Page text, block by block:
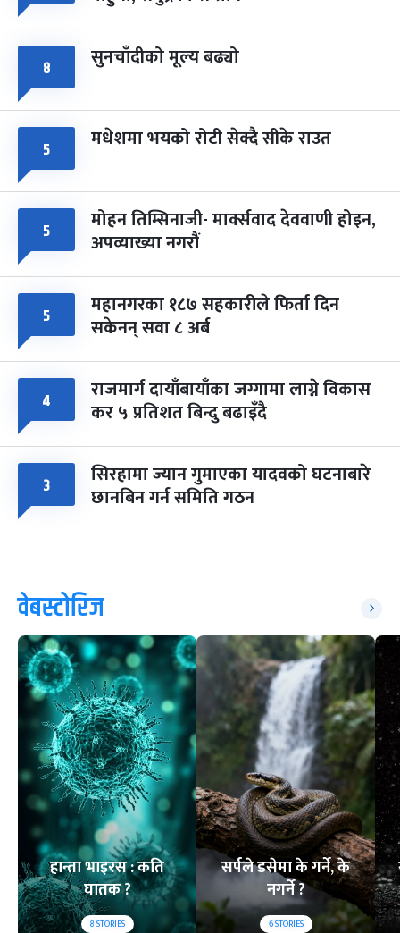
८ सुनचाँदीको मूल्य बढ्यो
५ मधेशमा भयको रोटी सेक्दै सीके राउत
५ मोहन तिम्सिनाजी- मार्क्सवाद देववाणी होइन,
अपव्याख्या नगरौं
५ महानगरका १८७ सहकारीले फिर्ता दिन
सकेनन् सवा ८ अर्ब
४ राजमार्ग दायाँबायाँका जग्गामा लाग्ने विकास
कर ५ प्रतिशत बिन्दु बढाइँदै
३ सिरहामा ज्यान गुमाएका यादवको घटनाबारे
छानबिन गर्न समिति गठन
वेबस्टोरिज
हान्ता भाइरस : कति
घातक ?
8STORIES
सर्पले डसेमा के गर्ने, के
नगर्ने ?
6STORIES